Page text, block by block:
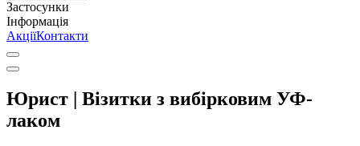
Застосунки
Інформація
АкціїКонтакти
Юрист | Візитки з вибірковим УФ-
лаком